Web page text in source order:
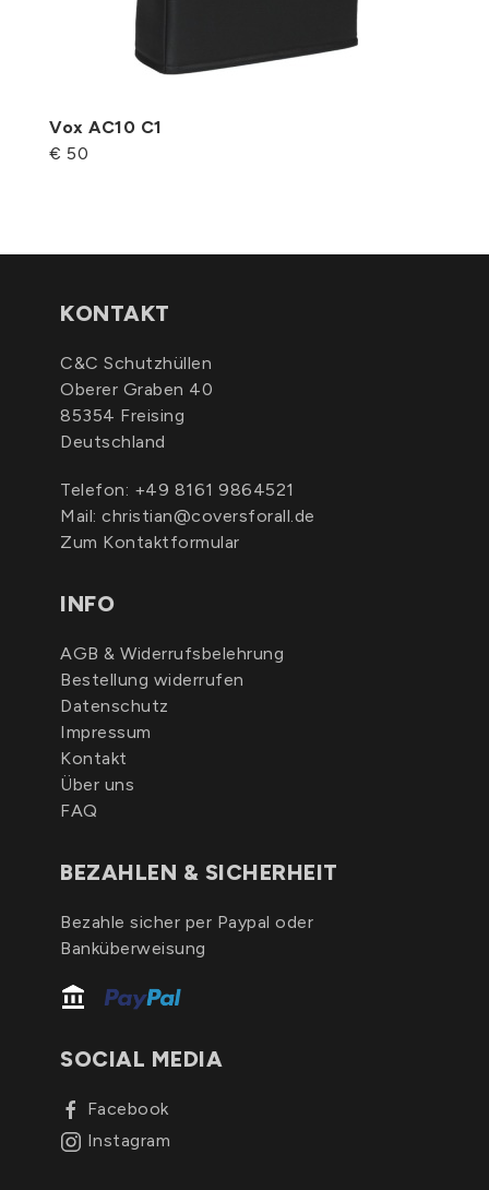
Vox AC10 C1
€ 50
KONTAKT
C&C Schutzhüllen
Oberer Graben 40
85354 Freising
Deutschland
Telefon: +49 8161 9864521
Mail: christian@coversforall.de
Zum Kontaktformular
INFO
AGB & Widerrufsbelehrung
Bestellung widerrufen
Datenschutz
Impressum
Kontakt
Über uns
FAQ
BEZAHLEN & SICHERHEIT
Bezahle sicher per Paypal oder
Banküberweisung
SOCIAL MEDIA
Facebook
Instagram